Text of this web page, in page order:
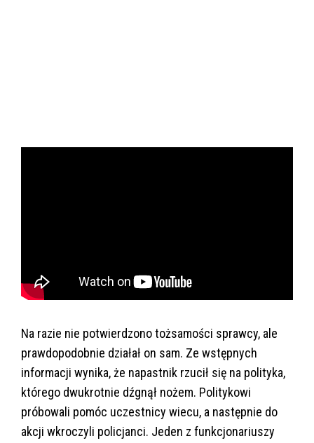
Na razie nie potwierdzono tożsamości sprawcy, ale
prawdopodobnie działał on sam. Ze wstępnych
informacji wynika, że napastnik rzucił się na polityka,
którego dwukrotnie dźgnął nożem. Politykowi
próbowali pomóc uczestnicy wiecu, a następnie do
akcji wkroczyli policjanci. Jeden z funkcjonariuszy